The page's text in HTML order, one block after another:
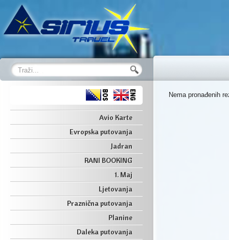
Avio Karte
Evropska putovanja
Jadran
RANI BOOKING
1. Maj
Ljetovanja
Praznična putovanja
Planine
Daleka putovanja
Nema pronađenih